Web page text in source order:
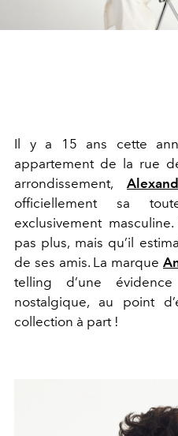
Il y a 15 ans cette
appartement de la rue
arrondissement,
officiellement sa
exclusivement
pas plus, mais qu’il
de ses amis. La marque
telling d’une
nostalgique, au point
collection à part !